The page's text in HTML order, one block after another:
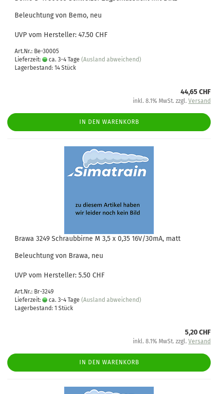
Beleuchtung von Bemo, neu
UVP vom Hersteller: 47.50 CHF
Art.Nr.: Be-30005
Lieferzeit:
ca. 3-4 Tage (Ausland abweichend)
Lagerbestand: 14 Stück
44,65 CHF
inkl. 8.1% MwSt. zzgl. Versand
IN DEN WARENKORB
Brawa 3249 Schraubbirne M 3,5 x 0,35 16V/30mA, matt
Beleuchtung von Brawa, neu
UVP vom Hersteller: 5.50 CHF
Art.Nr.: Br-3249
Lieferzeit:
ca. 3-4 Tage (Ausland abweichend)
Lagerbestand: 1 Stück
5,20 CHF
inkl. 8.1% MwSt. zzgl. Versand
IN DEN WARENKORB